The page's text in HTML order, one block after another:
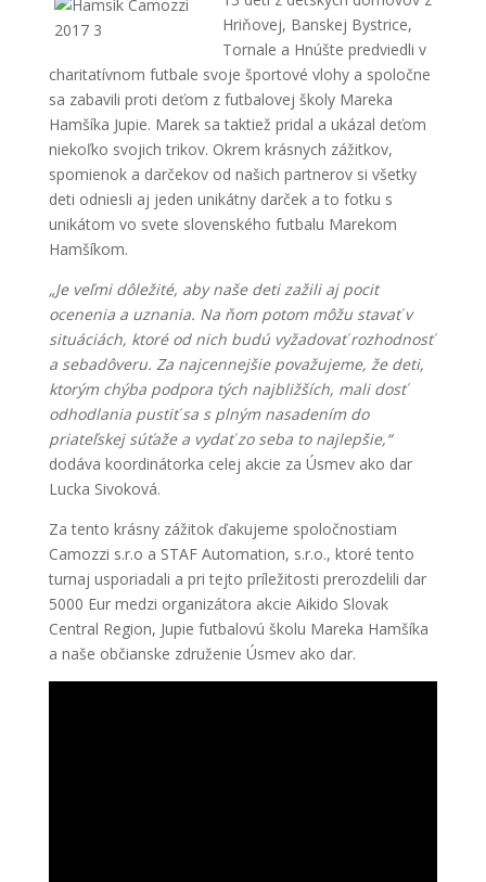
Hriňovej, Banskej Bystrice,
Tornale a Hnúšte predviedli v
charitatívnom futbale svoje športové vlohy a spoločne
sa zabavili proti deťom z futbalovej školy Mareka
Hamšíka Jupie. Marek sa taktiež pridal a ukázal deťom
niekoľko svojich trikov. Okrem krásnych zážitkov,
spomienok a darčekov od našich partnerov si všetky
deti odniesli aj jeden unikátny darček a to fotku s
unikátom vo svete slovenského futbalu Marekom
Hamšíkom.
„Je veľmi dôležité, aby naše deti zažili aj pocit
ocenenia a uznania. Na ňom potom môžu stavať v
situáciách, ktoré od nich budú vyžadovať rozhodnosť
a sebadôveru. Za najcennejšie považujeme, že deti,
ktorým chýba podpora tých najbližších, mali dosť
odhodlania pustiť sa s plným nasadením do
priateľskej súťaže a vydať zo seba to najlepšie,“
dodáva koordinátorka celej akcie za Úsmev ako dar
Lucka Sivoková.
Za tento krásny zážitok ďakujeme spoločnostiam
Camozzi s.r.o a STAF Automation, s.r.o., ktoré tento
turnaj usporiadali a pri tejto príležitosti prerozdelili dar
5000 Eur medzi organizátora akcie Aikido Slovak
Central Region, Jupie futbalovú školu Mareka Hamšíka
a naše občianske združenie Úsmev ako dar.